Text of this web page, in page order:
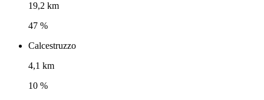
19,2 km
47 %
Calcestruzzo
4,1 km
10 %